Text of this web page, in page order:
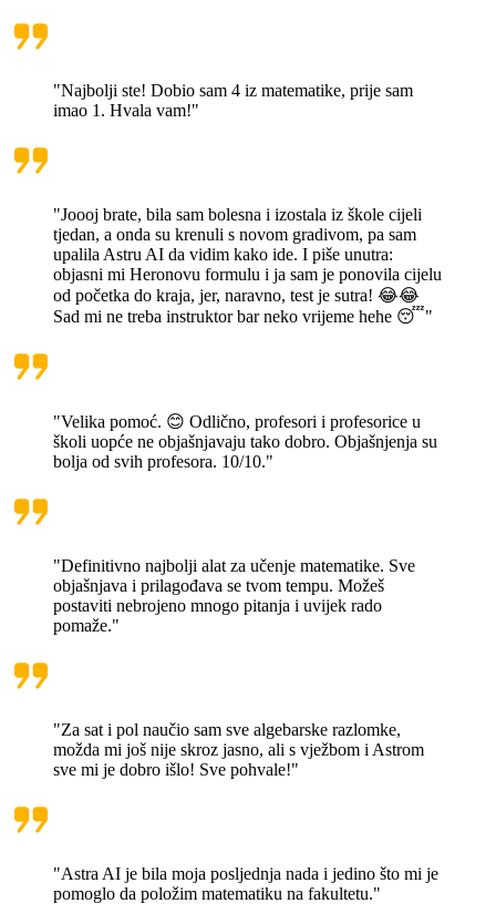
"Najbolji ste! Dobio sam 4 iz matematike, prije sam
imao 1. Hvala vam!"
"Joooj brate, bila sam bolesna i izostala iz škole cijeli
tjedan, a onda su krenuli s novom gradivom, pa sam
upalila Astru AI da vidim kako ide. I piše unutra:
objasni mi Heronovu formulu i ja sam je ponovila cijelu
od početka do kraja, jer, naravno, test je sutra! 😂😂
Sad mi ne treba instruktor bar neko vrijeme hehe 😴"
"Velika pomoć. 😊 Odlično, profesori i profesorice u
školi uopće ne objašnjavaju tako dobro. Objašnjenja su
bolja od svih profesora. 10/10."
"Definitivno najbolji alat za učenje matematike. Sve
objašnjava i prilagođava se tvom tempu. Možeš
postaviti nebrojeno mnogo pitanja i uvijek rado
pomaže."
"Za sat i pol naučio sam sve algebarske razlomke,
možda mi još nije skroz jasno, ali s vježbom i Astrom
sve mi je dobro išlo! Sve pohvale!"
"Astra AI je bila moja posljednja nada i jedino što mi je
pomoglo da položim matematiku na fakultetu."